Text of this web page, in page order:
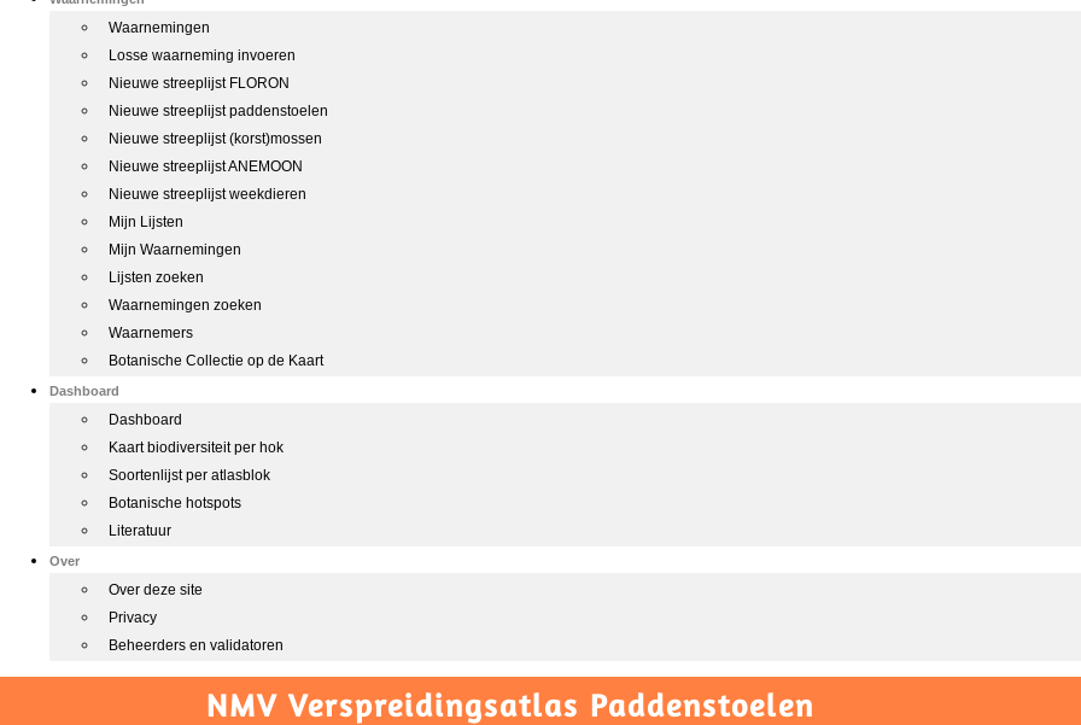
Waarnemingen
Losse waarneming invoeren
Nieuwe streeplijst FLORON
Nieuwe streeplijst paddenstoelen
Nieuwe streeplijst (korst)mossen
Nieuwe streeplijst ANEMOON
Nieuwe streeplijst weekdieren
Mijn Lijsten
Mijn Waarnemingen
Lijsten zoeken
Waarnemingen zoeken
Waarnemers
Botanische Collectie op de Kaart
Dashboard
Dashboard
Kaart biodiversiteit per hok
Soortenlijst per atlasblok
Botanische hotspots
Literatuur
Over
Over deze site
Privacy
Beheerders en validatoren
NMV Verspreidingsatlas Paddenstoelen